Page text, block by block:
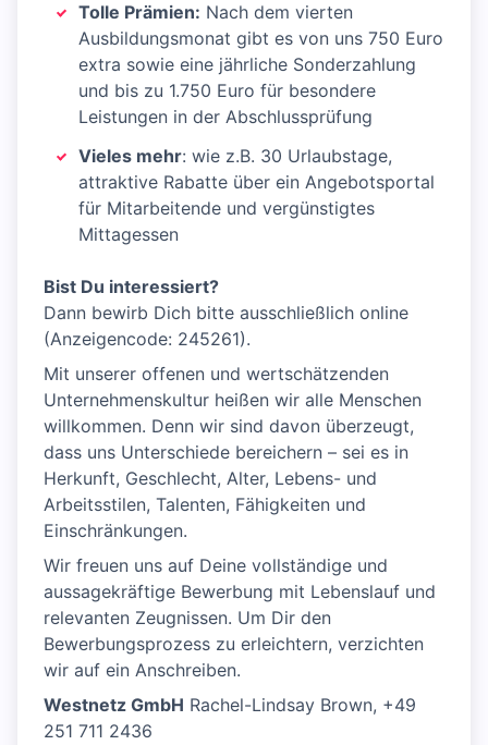
Tolle Prämien: Nach dem vierten
Ausbildungsmonat gibt es von uns 750 Euro
extra sowie eine jährliche Sonderzahlung
und bis zu 1.750 Euro für besondere
Leistungen in der Abschlussprüfung
Vieles mehr: wie z.B. 30 Urlaubstage,
attraktive Rabatte über ein Angebotsportal
für Mitarbeitende und vergünstigtes
Mittagessen
Bist Du interessiert?
Dann bewirb Dich bitte ausschließlich online
(Anzeigencode: 245261).
Mit unserer offenen und wertschätzenden
Unternehmenskultur heißen wir alle Menschen
willkommen. Denn wir sind davon überzeugt,
dass uns Unterschiede bereichern – sei es in
Herkunft, Geschlecht, Alter, Lebens- und
Arbeitsstilen, Talenten, Fähigkeiten und
Einschränkungen.
Wir freuen uns auf Deine vollständige und
aussagekräftige Bewerbung mit Lebenslauf und
relevanten Zeugnissen. Um Dir den
Bewerbungsprozess zu erleichtern, verzichten
wir auf ein Anschreiben.
Westnetz GmbH Rachel-Lindsay Brown, +49
251 711 2436